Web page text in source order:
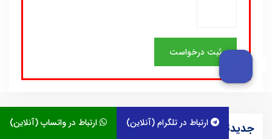
جدیدترین مطالب ارتباط در واتساپ (آنلاین) ارتباط در تلگرام (آنلاین)